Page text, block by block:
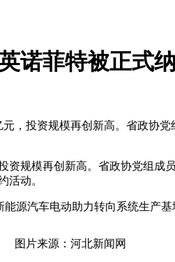
诺菲特被正式
投资规模再创新高。省政协党
规模再创新高。省政协党组成
活动。
汽车电动助力转向系统生产基
片来源：河北新闻网